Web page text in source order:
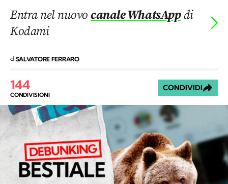
Entra nel nuovocanale WhatsAppdi
Kodami
diSALVATORE FERRARO
144
CONDIVISIONI
CONDIVIDI